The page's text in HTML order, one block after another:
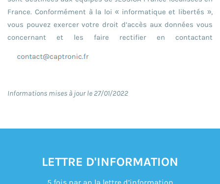
France. Conformément à la loi « informatique et libertés »,
vous pouvez exercer votre droit d’accès aux données vous
concernant et les faire rectifier en contactant
Informations mises à jour le 27/01/2022
LETTRE D'INFORMATION
5 fois par an la lettre d’information